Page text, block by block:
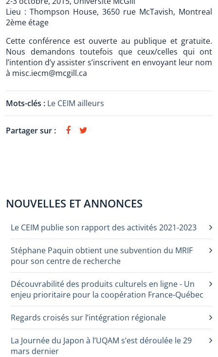
Lieu : Thompson House, 3650 rue McTavish, Montreal
2ème étage
Cette conférence est ouverte au publique et gratuite.
Nous demandons toutefois que ceux/celles qui ont
l’intention d’y assister s’inscrivent en envoyant leur nom
à misc.iecm@mcgill.ca
Mots-clés : Le CEIM ailleurs
Partager sur :
NOUVELLES ET ANNONCES
Le CEIM publie son rapport des activités 2021-2023
Stéphane Paquin obtient une subvention du MRIF
pour son centre de recherche
Découvrabilité des produits culturels en ligne - Un
enjeu prioritaire pour la coopération France-Québec
Regards croisés sur l’intégration régionale
La Journée du Japon à l’UQAM s’est déroulée le 29
mars dernier